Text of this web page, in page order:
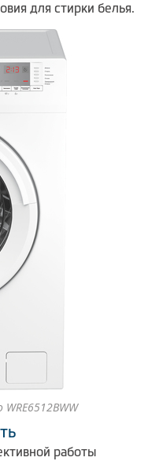
для стирки белья.
работы